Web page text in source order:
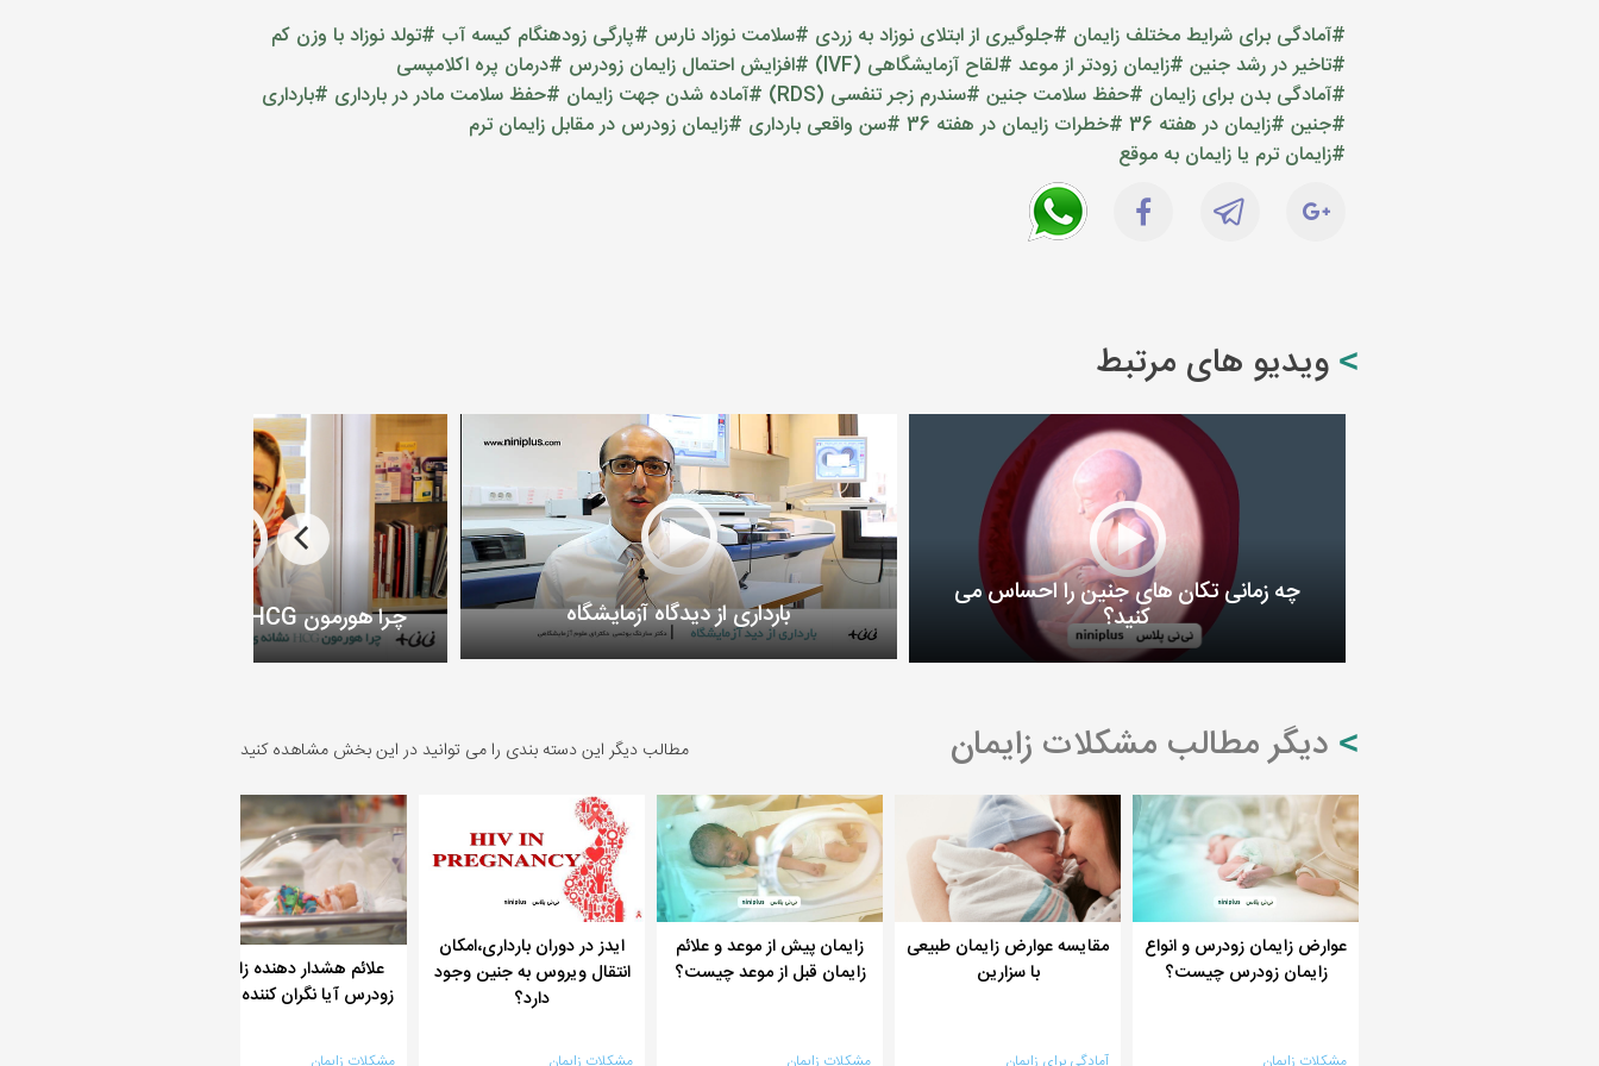
#آمادگی برای شرایط مختلف زایمان #جلوگیری از ابتلای نوزاد به زردی #سلامت نوزاد نارس #پارگی زودهنگام کیسه آب #تولد نوزاد با وزن کم
#تاخیر در رشد جنین #زایمان زودتر از موعد #لقاح آزمایشگاهی (IVF) #افزایش احتمال زایمان زودرس #درمان پره اکلامپسی
#آمادگی بدن برای زایمان #حفظ سلامت جنین #سندرم زجر تنفسی (RDS) #آماده شدن جهت زایمان #حفظ سلامت مادر در بارداری #بارداری
#جنین #زایمان در هفته 36 #خطرات زایمان در هفته 36 #سن واقعی بارداری #زایمان زودرس در مقابل زایمان ترم
#زایمان ترم یا زایمان به موقع
ویدیو های مرتبط
چه زمانی تکان های جنین را احساس می
کنید؟ بارداری از دیدگاه آزمایشگاه چرا هورمون HCG نشانه ی بارداری است؟
دیگر مطالب مشکلات زایمان مطالب دیگر این دسته بندی را می توانید در این بخش مشاهده کنید
عوارض زایمان زودرس و انواع
زایمان زودرس چیست؟
مقایسه عوارض زایمان طبیعی
با سزارین
زایمان پیش از موعد و علائم
زایمان قبل از موعد چیست؟
ایدز در دوران بارداری،امکان
انتقال ویروس به جنین وجود
دارد؟
علائم هشدار دهنده زایمان
زودرس آیا نگران کننده است؟